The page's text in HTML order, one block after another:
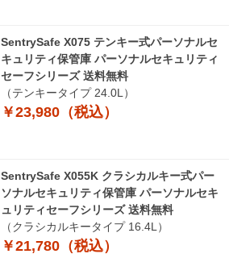
SentrySafe X075 テンキー式パーソナルセ
キュリティ保管庫 パーソナルセキュリティ
セーフシリーズ 送料無料
（テンキータイプ 24.0L）
￥23,980（税込）
SentrySafe X055K クラシカルキー式パー
ソナルセキュリティ保管庫 パーソナルセキ
ュリティセーフシリーズ 送料無料
（クラシカルキータイプ 16.4L）
￥21,780（税込）